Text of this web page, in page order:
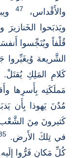
والأَقْداس،
47
ويَذبَحوا
قُلْفاً ويُنَجِّسوا
الشَّريعة
كَلامِ المَلِكِ يُقتَلْ.
مَملَكَتِه بِأَسرِها
مُدُنَ يَهوذا بِأَن
كَثيرونَ مِنَ
في تِلكَ الأَرض.
كُلِّ مَكانٍ فَرُّوا